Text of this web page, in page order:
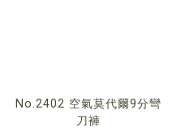
No.2402 空氣莫代爾9分彎
刀褲